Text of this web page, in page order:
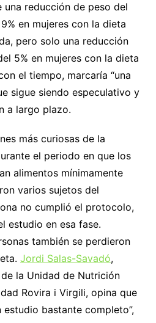
reducción de peso del
en mujeres con la dieta
pero solo una reducción
5% en mujeres con la dieta
el tiempo, marcaría “una
sigue siendo especulativo y
a largo plazo.
más curiosas de la
el periodo en que los
alimentos mínimamente
varios sujetos del
no cumplió el protocolo,
estudio en esa fase.
también se perdieron
Jordi Salas-Savadó,
la Unidad de Nutrición
Rovira i Virgili, opina que
estudio bastante completo”,